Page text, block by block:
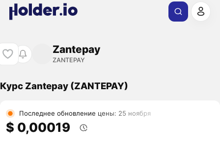
Zantepay
ZANTEPAY
Курс Zantepay (ZANTEPAY)
Последнее обновление цены: 25 ноября
$ 0,00019